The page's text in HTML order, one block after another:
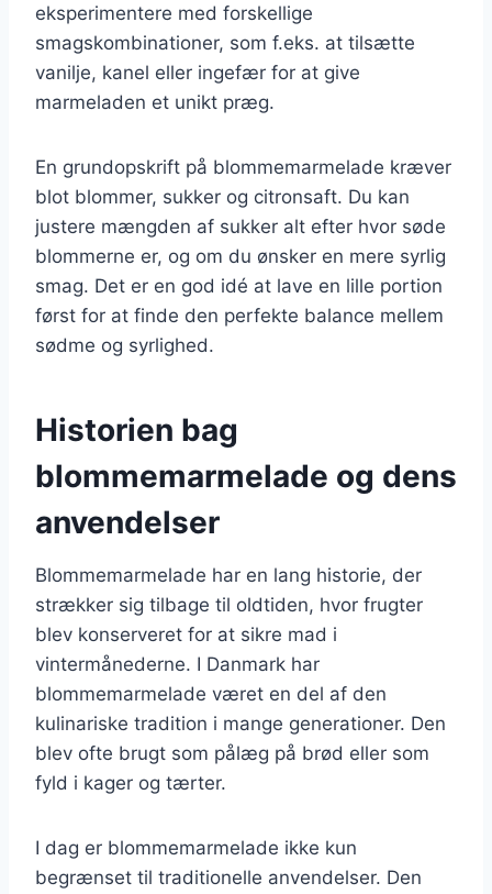
eksperimentere med forskellige
smagskombinationer, som f.eks. at tilsætte
vanilje, kanel eller ingefær for at give
marmeladen et unikt præg.
En grundopskrift på blommemarmelade kræver
blot blommer, sukker og citronsaft. Du kan
justere mængden af sukker alt efter hvor søde
blommerne er, og om du ønsker en mere syrlig
smag. Det er en god idé at lave en lille portion
først for at finde den perfekte balance mellem
sødme og syrlighed.
Historien bag
blommemarmelade og dens
anvendelser
Blommemarmelade har en lang historie, der
strækker sig tilbage til oldtiden, hvor frugter
blev konserveret for at sikre mad i
vintermånederne. I Danmark har
blommemarmelade været en del af den
kulinariske tradition i mange generationer. Den
blev ofte brugt som pålæg på brød eller som
fyld i kager og tærter.
I dag er blommemarmelade ikke kun
begrænset til traditionelle anvendelser. Den